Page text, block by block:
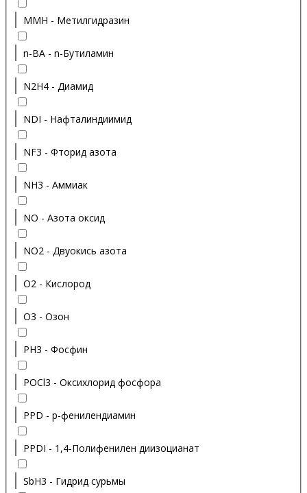
MMH - Метилгидразин
n-BA - n-Бутиламин
N2H4 - Диамид
NDI - Нафталиндиимид
NF3 - Фторид азота
NH3 - Аммиак
NO - Азота оксид
NO2 - Двуокись азота
O2 - Кислород
O3 - Озон
PH3 - Фосфин
POCl3 - Оксихлорид фосфора
PPD - p-фенилендиамин
PPDI - 1,4-Полифенилен диизоцианат
SbH3 - Гидрид сурьмы